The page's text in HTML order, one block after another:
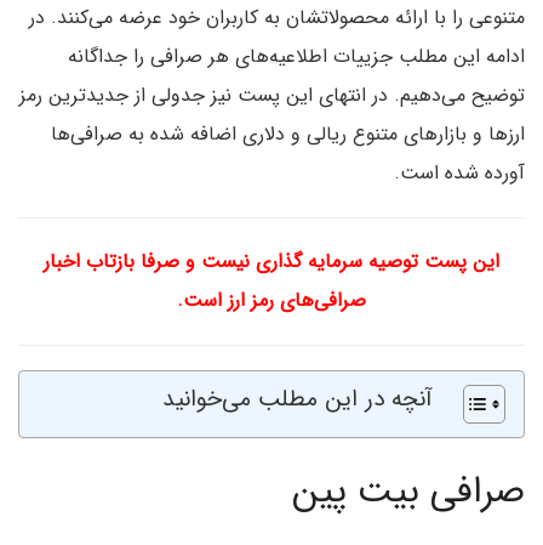
متنوعی را با ارائه محصولاتشان به کاربران خود عرضه می‌کنند. در
ادامه این مطلب جزییات اطلاعیه‌های هر صرافی را جداگانه
توضیح می‌دهیم. در انتهای این پست نیز جدولی از جدیدترین رمز
ارزها و بازارهای متنوع ریالی و دلاری اضافه شده به صرافی‌ها
آورده شده است.
این پست توصیه سرمایه گذاری نیست و صرفا بازتاب اخبار
صرافی‌های رمز ارز است.
آنچه در این مطلب می‌خوانید
صرافی بیت پین